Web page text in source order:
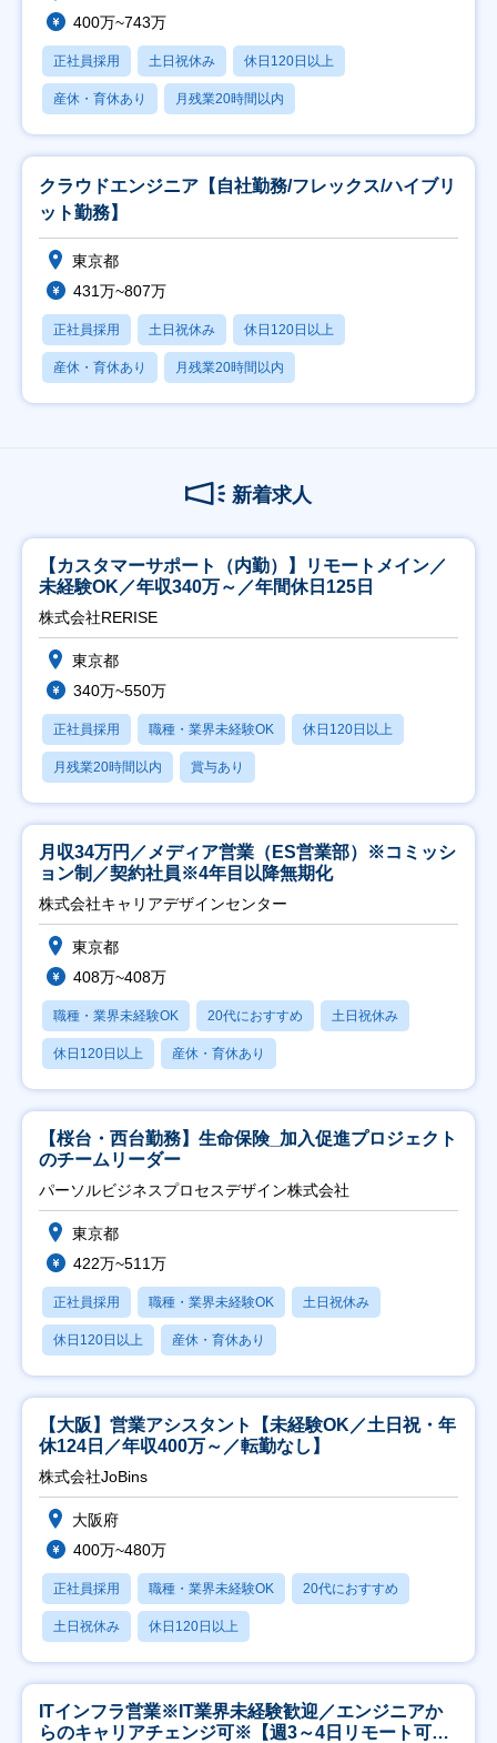
400万~743万
正社員採用 土日祝休み 休日120日以上
産休・育休あり 月残業20時間以内
クラウドエンジニア【自社勤務/フレックス/ハイブリ
ット勤務】
東京都
431万~807万
正社員採用 土日祝休み 休日120日以上
産休・育休あり 月残業20時間以内
新着求人
【カスタマーサポート（内勤）】リモートメイン／
未経験OK／年収340万～／年間休日125日
株式会社RERISE
東京都
340万~550万
正社員採用 職種・業界未経験OK 休日120日以上
月残業20時間以内 賞与あり
月収34万円／メディア営業（ES営業部）※コミッシ
ョン制／契約社員※4年目以降無期化
株式会社キャリアデザインセンター
東京都
408万~408万
職種・業界未経験OK 20代におすすめ 土日祝休み
休日120日以上 産休・育休あり
【桜台・西台勤務】生命保険_加入促進プロジェクト
のチームリーダー
パーソルビジネスプロセスデザイン株式会社
東京都
422万~511万
正社員採用 職種・業界未経験OK 土日祝休み
休日120日以上 産休・育休あり
【大阪】営業アシスタント【未経験OK／土日祝・年
休124日／年収400万～／転勤なし】
株式会社JoBins
大阪府
400万~480万
正社員採用 職種・業界未経験OK 20代におすすめ
土日祝休み 休日120日以上
ITインフラ営業※IT業界未経験歓迎／エンジニアか
らのキャリアチェンジ可※【週3～4日リモート可